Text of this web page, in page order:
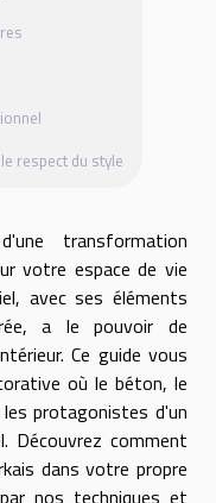
respect du style
transformation
votre espace de vie
avec ses éléments
a le pouvoir de
Ce guide vous
où le béton, le
protagonistes d'un
Découvrez comment
dans votre propre
nos techniques et